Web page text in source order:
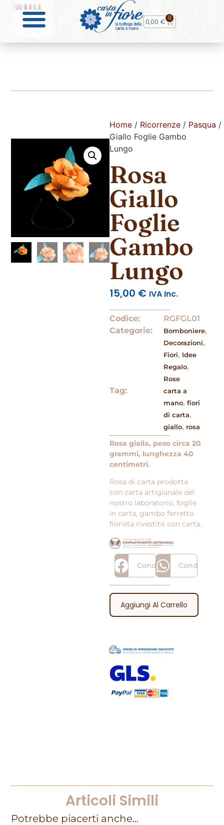
0,00 € 0
Home/ Ricorrenze/ Pasqua /
Giallo Foglie Gambo
Lungo
Rosa
Giallo
Foglie
Gambo
Lungo
15,00 € IVA Inc.
Codice:
RGFGL01
Categorie:
Bomboniere,
Decorazioni,
Fiori, Idee
Regalo,
Rose
Tag:
carta a
mano, fiori
di carta,
giallo, rosa
Rosa gialla, peso circa 20
grammi, lunghezza 40
centimetri.
Rosa di carta prodotta
con carta artigianale del
nostro laboratorio, foglie
in carta, gambo ferretto
fiorista rivestito con carta.
Condividi Condividi
Aggiungi Al Carrello
Articoli Simili
Potrebbe piacerti anche...